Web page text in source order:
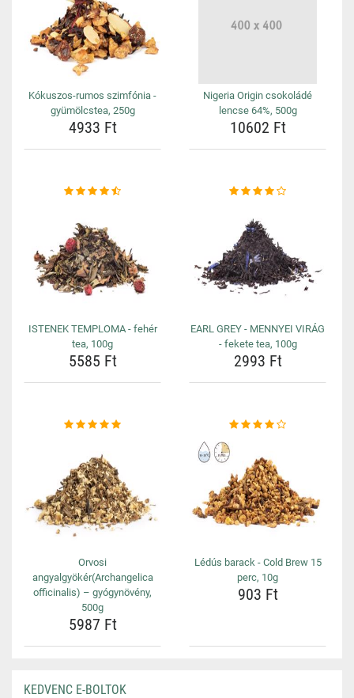
Kókuszos-rumos szimfónia -
gyümölcstea, 250g
4933 Ft
Nigeria Origin csokoládé
lencse 64%, 500g
10602 Ft
ISTENEK TEMPLOMA - fehér
tea, 100g
5585 Ft
EARL GREY - MENNYEI VIRÁG
- fekete tea, 100g
2993 Ft
Orvosi
angyalgyökér(Archangelica
officinalis) – gyógynövény,
500g
5987 Ft
Lédús barack - Cold Brew 15
perc, 10g
903 Ft
KEDVENC E-BOLTOK